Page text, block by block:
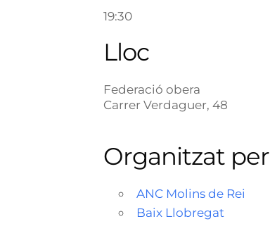
19:30
Lloc
Federació obera
Carrer Verdaguer, 48
Organitzat per
ANC Molins de Rei
Baix Llobregat